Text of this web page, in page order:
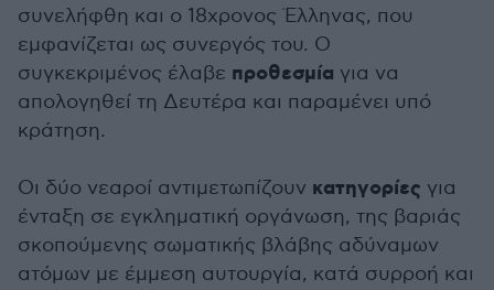
συνελήφθη και ο 18χρονος Έλληνας, που
εμφανίζεται ως συνεργός του. Ο
συγκεκριμένος έλαβε προθεσμία για να
απολογηθεί τη Δευτέρα και παραμένει υπό
κράτηση.
Οι δύο νεαροί αντιμετωπίζουν κατηγορίες για
ένταξη σε εγκληματική οργάνωση, της βαριάς
σκοπούμενης σωματικής βλάβης αδύναμων
ατόμων με έμμεση αυτουργία, κατά συρροή και